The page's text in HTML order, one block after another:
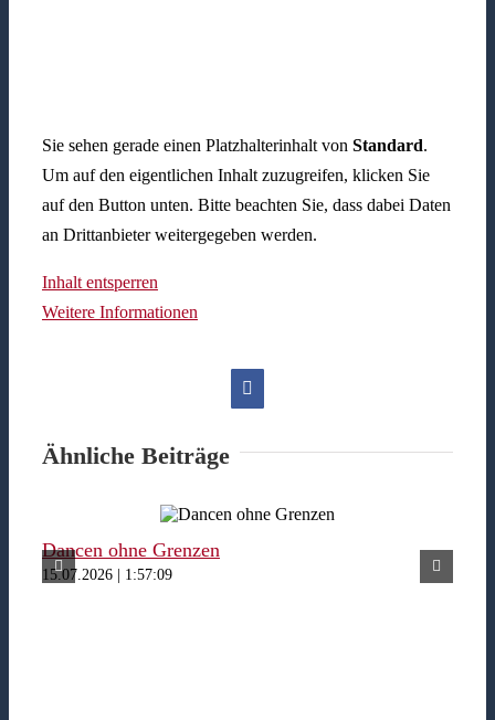
Sie sehen gerade einen Platzhalterinhalt von Standard.
Um auf den eigentlichen Inhalt zuzugreifen, klicken Sie
auf den Button unten. Bitte beachten Sie, dass dabei Daten
an Drittanbieter weitergegeben werden.
Inhalt entsperren
Weitere Informationen
Facebook
Ähnliche Beiträge
Dancen ohne Grenzen
15.07.2026 | 1:57:09